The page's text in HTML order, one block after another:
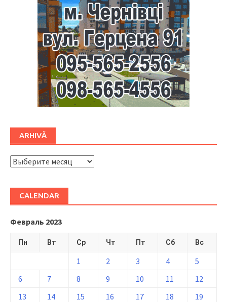
ARHIVĂ
ARHIVĂ
CALENDAR
Февраль 2023
Пн Вт Ср Чт Пт Сб Вс
1 2 3 4
5
6
7 8 9 10 11
12
13
14 15 16 17 18
19